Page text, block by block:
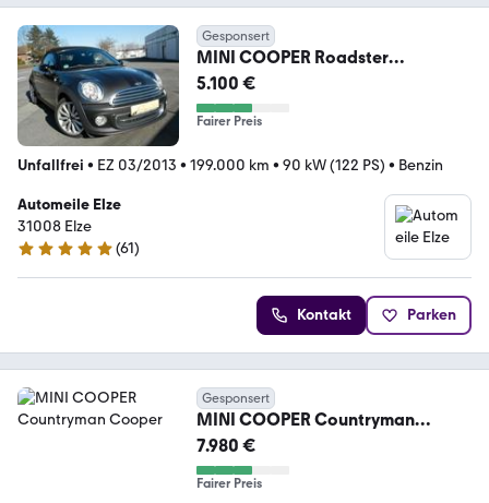
Gesponsert
MINI COOPER Roadster
Cooper"KLima"Alu"1-2027"
5.100 €
Fairer Preis
Unfallfrei • EZ 03/2013 • 199.000 km • 90 kW (122 PS) • Benzin
Automeile Elze
31008 Elze
5 Sterne
(61)
Kontakt Parken
Gesponsert
MINI COOPER Countryman
Cooper
7.980 €
Fairer Preis